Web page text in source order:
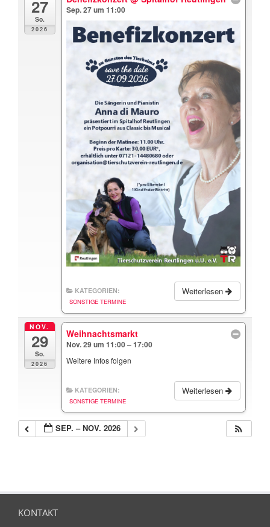
27
So.
2026
Sep. 27 um 11:00
Weiterlesen
KATEGORIEN:
SONSTIGE TERMINE
NOV.
29
So.
2026
Weihnachtsmarkt
Nov. 29 um 11:00 – 17:00
Weitere Infos folgen
Weiterlesen
KATEGORIEN:
SONSTIGE TERMINE
SEP. – NOV. 2026
KONTAKT